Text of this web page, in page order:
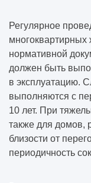
Регулярное
нормативной
должен быть
в эксплуатацию.
выполняются с
10 лет. При
также для домов,
близости от
периодичность